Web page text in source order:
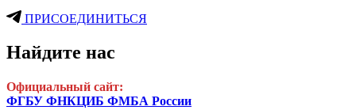
ПРИСОЕДИНИТЬСЯ
Найдите нас
Официальный сайт:
ФГБУ ФНКЦИБ ФМБА России